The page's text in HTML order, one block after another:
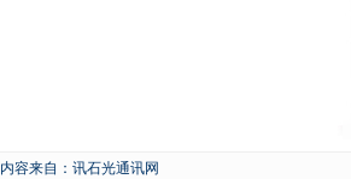
内容来自：讯石光通讯网